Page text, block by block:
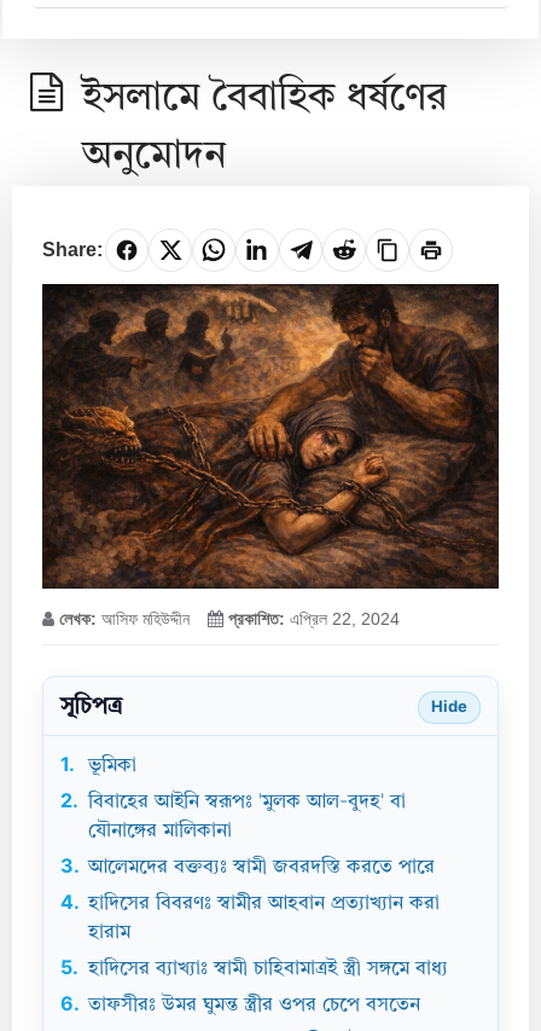
ইসলামে বৈবাহিক ধর্ষণের
অনুমোদন
Share:
লেখক: আসিফ মহিউদ্দীন প্রকাশিত: এপ্রিল 22, 2024
সূচিপত্র Hide
1.
ভূমিকা
2. বিবাহের আইনি স্বরূপঃ 'মুলক আল-বুদহ' বা
যৌনাঙ্গের মালিকানা
3. আলেমদের বক্তব্যঃ স্বামী জবরদস্তি করতে পারে
4. হাদিসের বিবরণঃ স্বামীর আহবান প্রত্যাখ্যান করা
হারাম
5. হাদিসের ব্যাখ্যাঃ স্বামী চাহিবামাত্রই স্ত্রী সঙ্গমে বাধ্য
6. তাফসীরঃ উমর ঘুমন্ত স্ত্রীর ওপর চেপে বসতেন